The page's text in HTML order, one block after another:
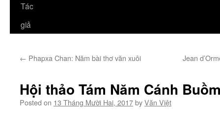
Tác
giả
← Phapxa Chan: Năm bài thơ văn xuôi Jean
Hội thảo Tám Năm Cánh
Posted on 13 Tháng Mười Hai, 2017byVăn Việt